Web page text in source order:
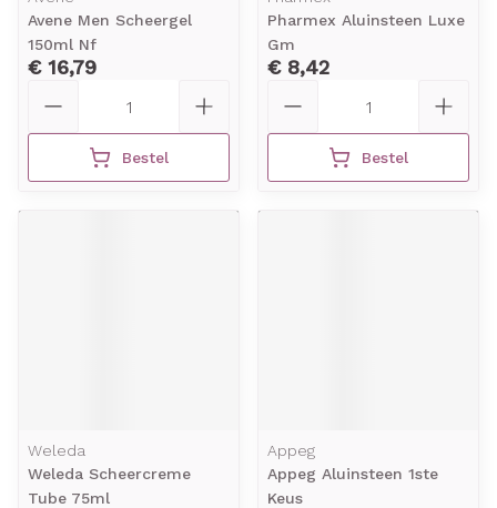
Avene Men Scheergel
150ml Nf
€ 16,79
Bestel
Pharmex Aluinsteen Luxe
Gm
€ 8,42
Bestel
Weleda
Weleda Scheercreme
Tube 75ml
Appeg
Appeg Aluinsteen 1ste
Keus